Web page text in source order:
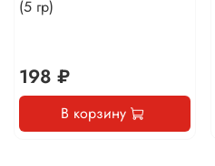
(5 гр)
198 ₽
В корзину